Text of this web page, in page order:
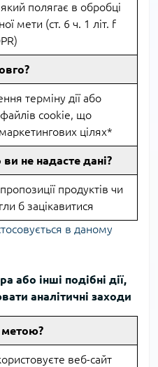
полягає в обробці
мети (ст. 6 ч. 1 літ. f
терміну дії або
cookie, що
цілях*
не надасте дані?
продуктів чи
б зацікавитися
в даному
або інші подібні дії,
аналітичні заходи
веб-сайт